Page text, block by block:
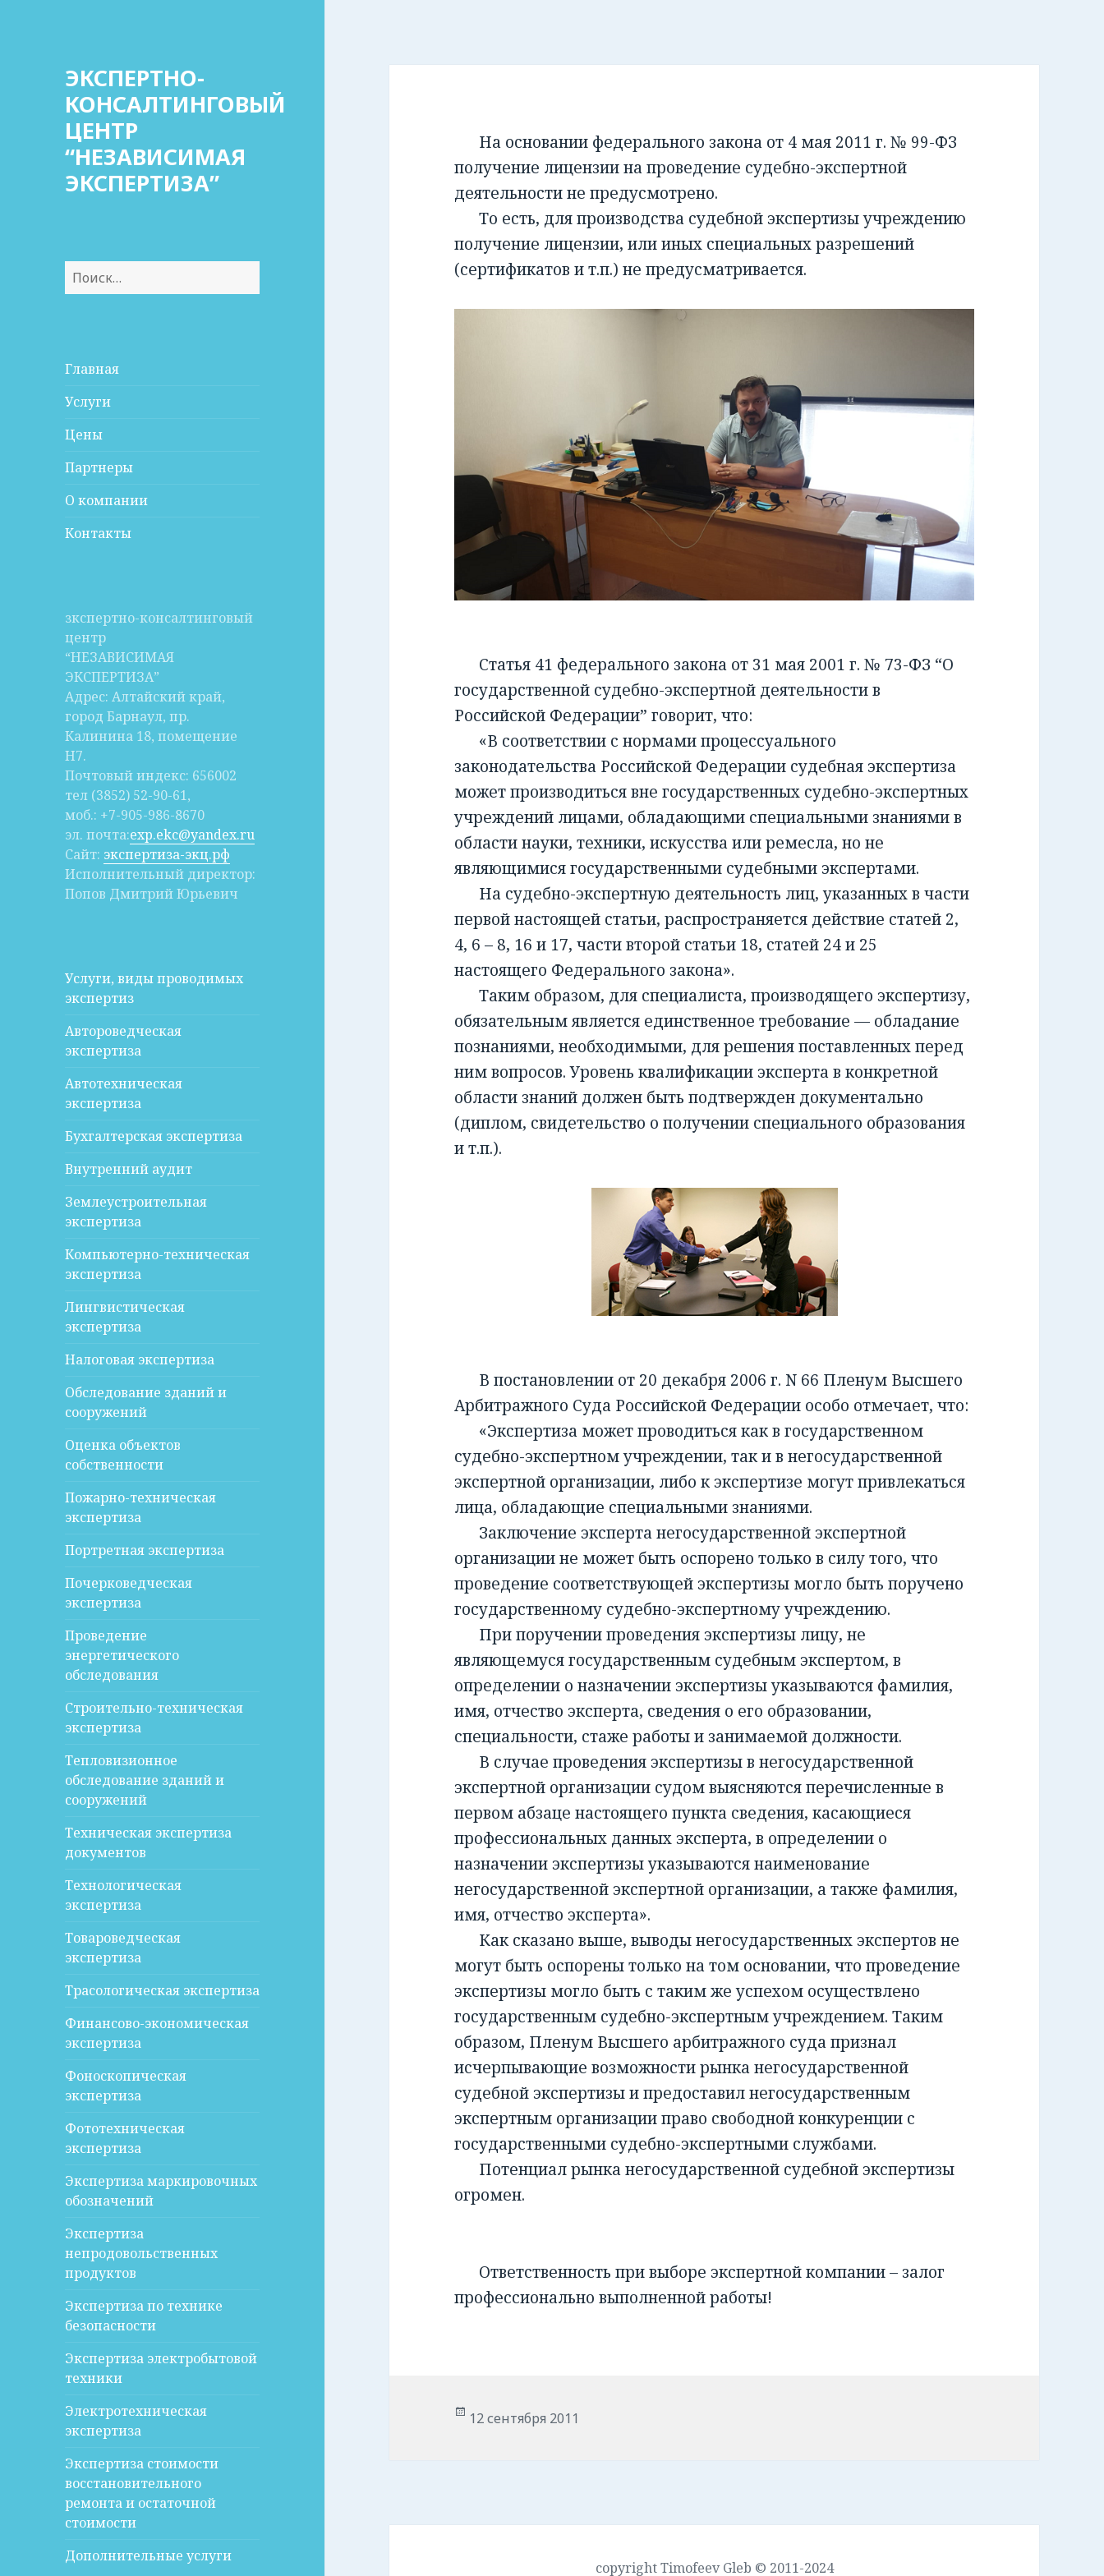
ЭКСПЕРТНО-
КОНСАЛТИНГОВЫЙ
ЦЕНТР
“НЕЗАВИСИМАЯ
ЭКСПЕРТИЗА”
Найти:
Главная
Услуги
Цены
Партнеры
О компании
Контакты
зкспертно-консалтинговый
центр
“НЕЗАВИСИМАЯ
ЭКСПЕРТИЗА”
Адрес: Алтайский край,
город Барнаул, пр.
Калинина 18, помещение
Н7.
Почтовый индекс: 656002
тел (3852) 52-90-61,
моб.: +7-905-986-8670
эл. почта:exp.ekc@yandex.ru
Сайт: экспертиза-экц.рф
Исполнительный директор:
Попов Дмитрий Юрьевич
Услуги, виды проводимых
экспертиз
Автороведческая
экспертиза
Автотехническая
экспертиза
Бухгалтерская экспертиза
Внутренний аудит
Землеустроительная
экспертиза
Компьютерно-техническая
экспертиза
Лингвистическая
экспертиза
Налоговая экспертиза
Обследование зданий и
сооружений
Оценка объектов
собственности
Пожарно-техническая
экспертиза
Портретная экспертиза
Почерковедческая
экспертиза
Проведение
энергетического
обследования
Строительно-техническая
экспертиза
Тепловизионное
обследование зданий и
сооружений
Техническая экспертиза
документов
Технологическая
экспертиза
Товароведческая
экспертиза
Трасологическая экспертиза
Финансово-экономическая
экспертиза
Фоноскопическая
экспертиза
Фототехническая
экспертиза
Экспертиза маркировочных
обозначений
Экспертиза
непродовольственных
продуктов
Экспертиза по технике
безопасности
Экспертиза электробытовой
техники
Электротехническая
экспертиза
Экспертиза стоимости
восстановительного
ремонта и остаточной
стоимости
Дополнительные услуги
На основании федерального закона от 4 мая 2011 г. № 99-ФЗ
получение лицензии на проведение судебно-экспертной
деятельности не предусмотрено.
То есть, для производства судебной экспертизы учреждению
получение лицензии, или иных специальных разрешений
(сертификатов и т.п.) не предусматривается.
Статья 41 федерального закона от 31 мая 2001 г. № 73-ФЗ “О
государственной судебно-экспертной деятельности в
Российской Федерации” говорит, что:
«В соответствии с нормами процессуального
законодательства Российской Федерации судебная экспертиза
может производиться вне государственных судебно-экспертных
учреждений лицами, обладающими специальными знаниями в
области науки, техники, искусства или ремесла, но не
являющимися государственными судебными экспертами.
На судебно-экспертную деятельность лиц, указанных в части
первой настоящей статьи, распространяется действие статей 2,
4, 6 – 8, 16 и 17, части второй статьи 18, статей 24 и 25
настоящего Федерального закона».
Таким образом, для специалиста, производящего экспертизу,
обязательным является единственное требование — обладание
познаниями, необходимыми, для решения поставленных перед
ним вопросов. Уровень квалификации эксперта в конкретной
области знаний должен быть подтвержден документально
(диплом, свидетельство о получении специального образования
и т.п.).
В постановлении от 20 декабря 2006 г. N 66 Пленум Высшего
Арбитражного Суда Российской Федерации особо отмечает, что:
«Экспертиза может проводиться как в государственном
судебно-экспертном учреждении, так и в негосударственной
экспертной организации, либо к экспертизе могут привлекаться
лица, обладающие специальными знаниями.
Заключение эксперта негосударственной экспертной
организации не может быть оспорено только в силу того, что
проведение соответствующей экспертизы могло быть поручено
государственному судебно-экспертному учреждению.
При поручении проведения экспертизы лицу, не
являющемуся государственным судебным экспертом, в
определении о назначении экспертизы указываются фамилия,
имя, отчество эксперта, сведения о его образовании,
специальности, стаже работы и занимаемой должности.
В случае проведения экспертизы в негосударственной
экспертной организации судом выясняются перечисленные в
первом абзаце настоящего пункта сведения, касающиеся
профессиональных данных эксперта, в определении о
назначении экспертизы указываются наименование
негосударственной экспертной организации, а также фамилия,
имя, отчество эксперта».
Как сказано выше, выводы негосударственных экспертов не
могут быть оспорены только на том основании, что проведение
экспертизы могло быть с таким же успехом осуществлено
государственным судебно-экспертным учреждением. Таким
образом, Пленум Высшего арбитражного суда признал
исчерпывающие возможности рынка негосударственной
судебной экспертизы и предоставил негосударственным
экспертным организации право свободной конкуренции с
государственными судебно-экспертными службами.
Потенциал рынка негосударственной судебной экспертизы
огромен.
Ответственность при выборе экспертной компании – залог
профессионально выполненной работы!
Опубликовано
12 сентября 2011
copyright Timofeev Gleb © 2011-2024